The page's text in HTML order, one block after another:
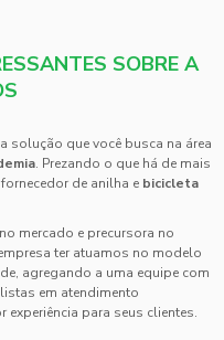
SOBRE A
solução que você busca na área
. Prezando o que há de mais
de anilha e bicicleta
mercado e precursora no
ter atuamos no modelo
agregando a uma equipe com
em atendimento
para seus clientes.